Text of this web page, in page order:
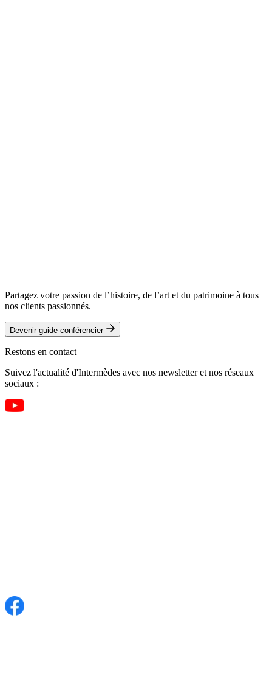
Partagez votre passion de l’histoire, de l’art et du patrimoine à tous
nos clients passionnés.
Devenir guide-conférencier
Restons en contact
Suivez l'actualité d'Intermèdes avec nos newsletter et nos réseaux
sociaux :